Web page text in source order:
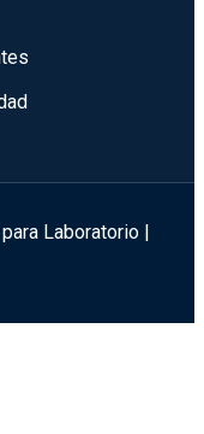
Laboratorio |